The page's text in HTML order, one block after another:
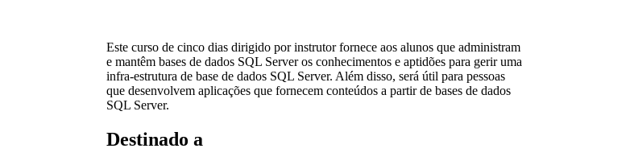
Este curso de cinco dias dirigido por instrutor fornece aos alunos que administram
e mantêm bases de dados SQL Server os conhecimentos e aptidões para gerir uma
infra-estrutura de base de dados SQL Server. Além disso, será útil para pessoas
que desenvolvem aplicações que fornecem conteúdos a partir de bases de dados
SQL Server.
Destinado a